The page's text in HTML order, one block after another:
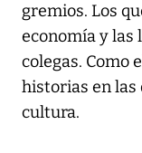
gremios. Los
economía y las
colegas. Como
historias en las
cultura.